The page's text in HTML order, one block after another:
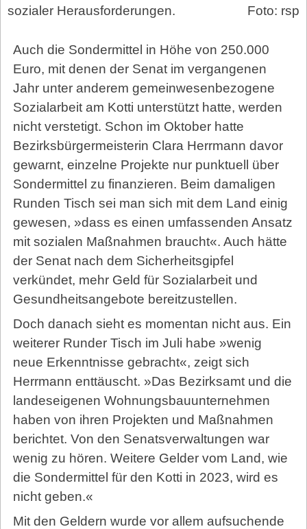
sozialer Herausforderungen.
Foto: rsp
Auch die Sondermittel in Höhe von 250.000
Euro, mit denen der Senat im vergangenen
Jahr unter anderem gemeinwesenbezogene
Sozialarbeit am Kotti unterstützt hatte, werden
nicht verstetigt. Schon im Oktober hatte
Bezirksbürgermeisterin Clara Herrmann davor
gewarnt, einzelne Projekte nur punktuell über
Sondermittel zu finanzieren. Beim damaligen
Runden Tisch sei man sich mit dem Land einig
gewesen, »dass es einen umfassenden Ansatz
mit sozialen Maßnahmen braucht«. Auch hätte
der Senat nach dem Sicherheitsgipfel
verkündet, mehr Geld für Sozial­arbeit und
Gesundheitsangebote bereitzustellen.
Doch danach sieht es momentan nicht aus. Ein
weiterer Runder Tisch im Juli habe »wenig
neue Erkenntnisse gebracht«, zeigt sich
Herrmann enttäuscht. »Das Bezirksamt und die
landeseigenen Wohnungsbauunternehmen
haben von ihren Projekten und Maßnahmen
berichtet. Von den Senatsverwaltungen war
wenig zu hören. Weitere Gelder vom Land, wie
die Sondermittel für den Kotti in 2023, wird es
nicht geben.«
Mit den Geldern wurde vor allem aufsuchende